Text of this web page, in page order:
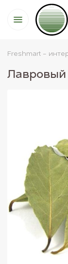
Freshmart -
Лавровый